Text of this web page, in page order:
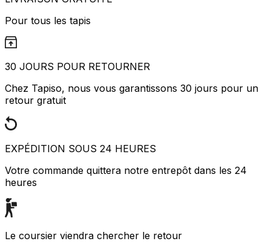
Pour tous les tapis
30 JOURS POUR RETOURNER
Chez Tapiso, nous vous garantissons 30 jours pour un
retour gratuit
EXPÉDITION SOUS 24 HEURES
Votre commande quittera notre entrepôt dans les 24
heures
Le coursier viendra chercher le retour